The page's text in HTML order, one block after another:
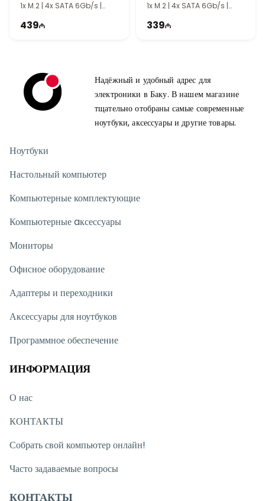
1x M.2 | 4x SATA 6Gb/s |
439
1x M.2 | 4x SATA 6Gb/s |
339
Надёжный и удобный адрес для
электроники в Баку. В нашем магазине
тщательно отобраны самые современные
ноутбуки, аксессуары и другие товары.
Ноутбуки
Настольный компьютер
Компьютерные комплектующие
Компьютерные aксессуары
Мониторы
Офисное оборудование
Адаптеры и переходники
Аксессуары для ноутбуков
Программное обеспечение
ИНФОРМАЦИЯ
О нас
КОНТАКТЫ
Собрать свой компьютер онлайн!
Часто задаваемые вопросы
КОНТАКТЫ